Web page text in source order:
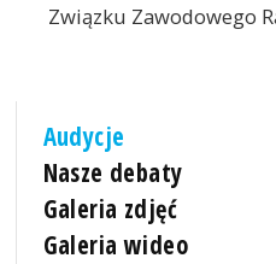
Związku Zawodowego
Audycje
Nasze debaty
Galeria zdjęć
Galeria wideo